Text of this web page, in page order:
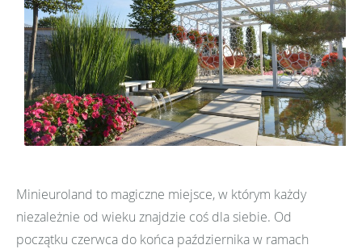
Minieuroland to magiczne miejsce, w którym każdy
niezależnie od wieku znajdzie coś dla siebie. Od
początku czerwca do końca października w ramach